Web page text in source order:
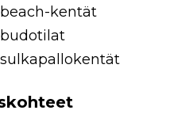
kentät